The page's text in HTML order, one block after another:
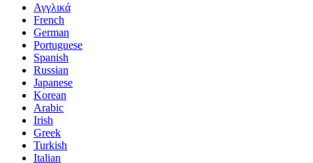
Αγγλικά
French
German
Portuguese
Spanish
Russian
Japanese
Korean
Arabic
Irish
Greek
Turkish
Italian